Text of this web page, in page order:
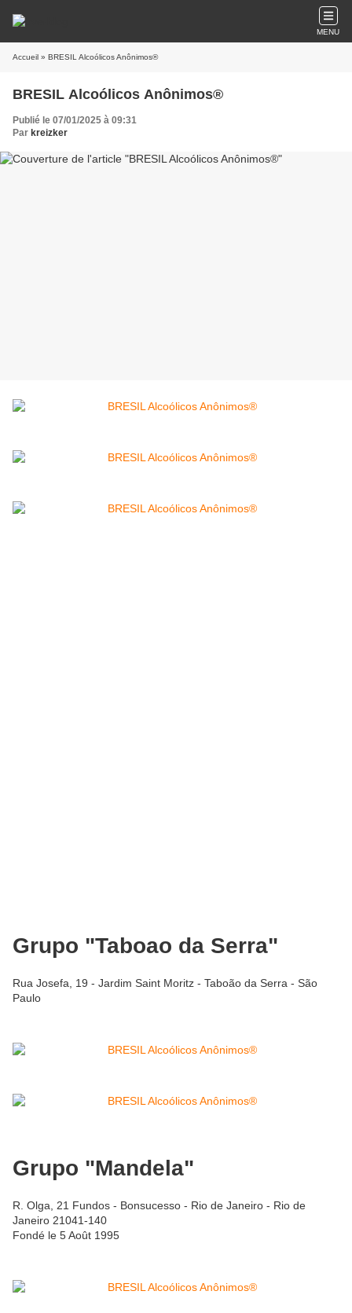
MENU
Accueil » BRESIL Alcoólicos Anônimos®
BRESIL Alcoólicos Anônimos®
Publié le 07/01/2025 à 09:31
Par kreizker
Grupo "Taboao da Serra"
Rua Josefa, 19 - Jardim Saint Moritz - Taboão da Serra - São
Paulo
Grupo "Mandela"
R. Olga, 21 Fundos - Bonsucesso - Rio de Janeiro - Rio de
Janeiro 21041-140
Fondé le 5 Août 1995